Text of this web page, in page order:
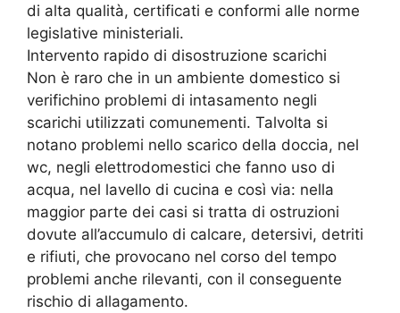
di alta qualità, certificati e conformi alle norme
legislative ministeriali.
Intervento rapido di disostruzione scarichi
Non è raro che in un ambiente domestico si
verifichino problemi di intasamento negli
scarichi utilizzati comunementi. Talvolta si
notano problemi nello scarico della doccia, nel
wc, negli elettrodomestici che fanno uso di
acqua, nel lavello di cucina e così via: nella
maggior parte dei casi si tratta di ostruzioni
dovute all’accumulo di calcare, detersivi, detriti
e rifiuti, che provocano nel corso del tempo
problemi anche rilevanti, con il conseguente
rischio di allagamento.